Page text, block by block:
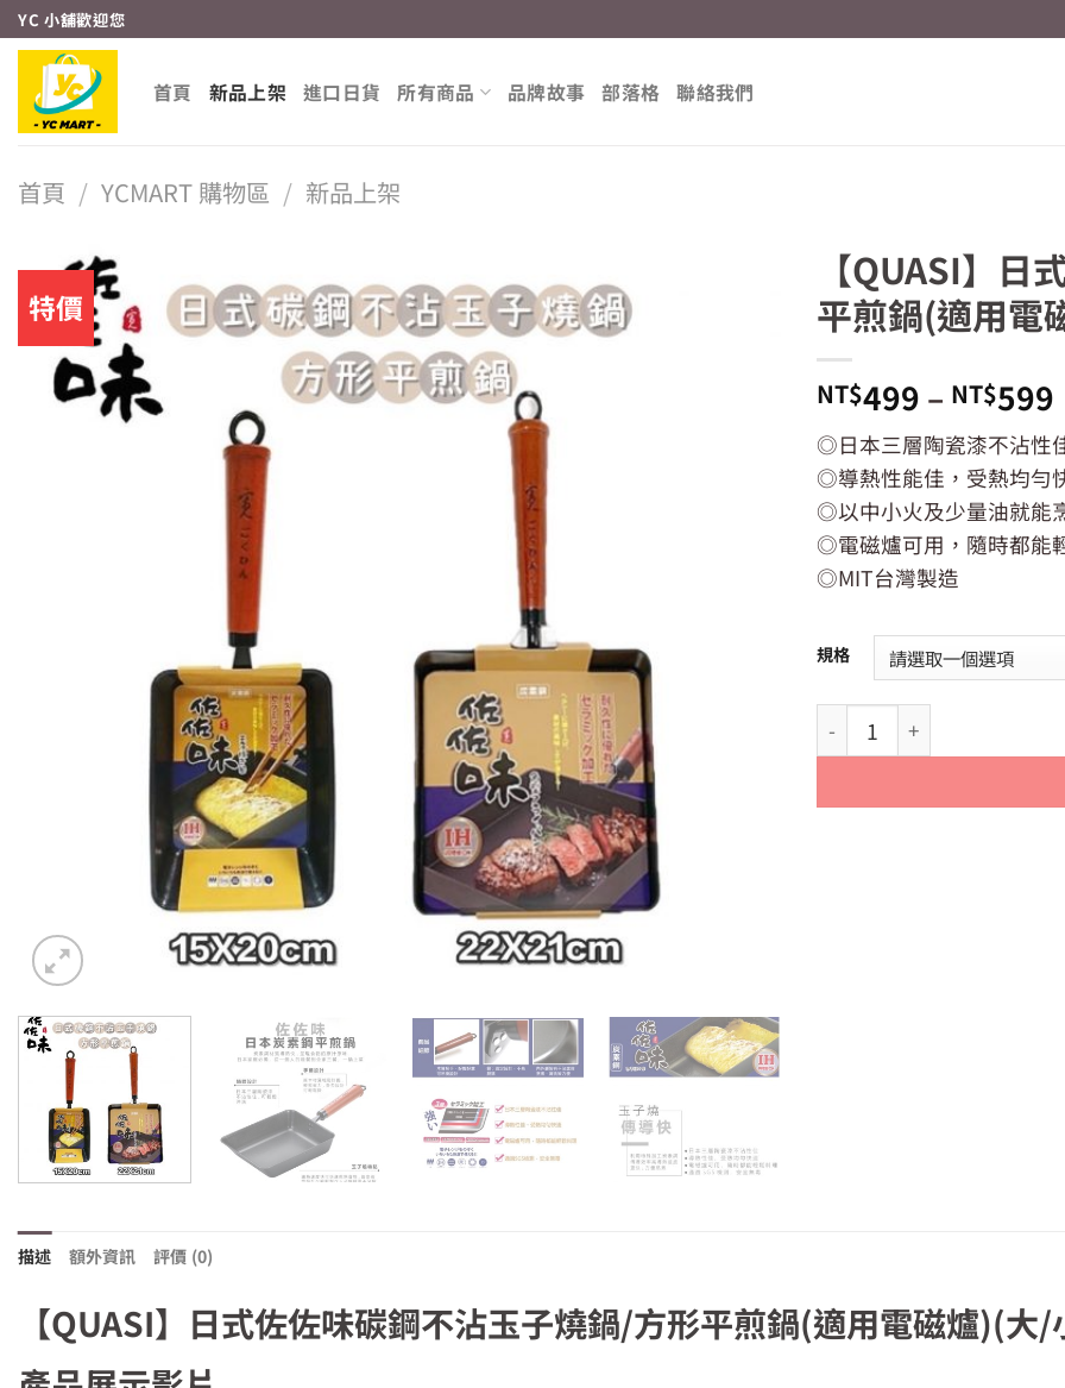
Skip
to
content
YC 小舖歡迎您
首頁 新品上架 進口日貨 所有商品 品牌故事 部落格 聯絡我們
首頁 / YCMART 購物區 / 新品上架
特價
【QUASI】
平煎鍋(適用電
NT$499 – NT$599
◎日本三層陶瓷漆不沾性
◎導熱性能佳，受熱均勻
◎以中小火及少量油就能
◎電磁爐可用，隨時都能
◎MIT台灣製造
規格
【QUASI】日式佐佐味碳
描述 額外資訊 評價 (0)
【QUASI】日式佐佐味碳鋼不沾玉子燒鍋/方形平煎鍋(適用電磁爐)(大/